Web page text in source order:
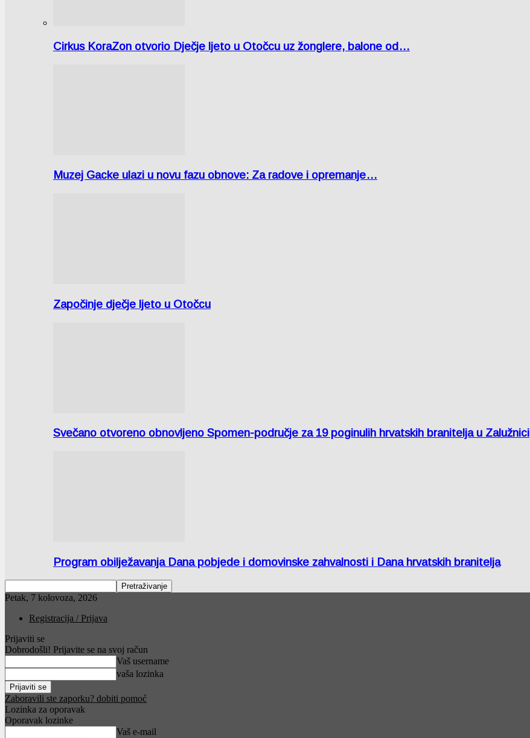
Cirkus KoraZon otvorio Dječje ljeto u Otočcu uz žonglere, balone od…
Muzej Gacke ulazi u novu fazu obnove: Za radove i opremanje…
Započinje dječje ljeto u Otočcu
Svečano otvoreno obnovljeno Spomen-područje za 19 poginulih hrvatskih branitelja u Zalužnici
Program obilježavanja Dana pobjede i domovinske zahvalnosti i Dana hrvatskih branitelja
Petak, 7 kolovoza, 2026
Registracija / Prijava
Prijaviti se
Dobrodošli! Prijavite se na svoj račun
Vaš username
vaša lozinka
Zaboravili ste zaporku? dobiti pomoć
Lozinka za oporavak
Oporavak lozinke
Vaš e-mail